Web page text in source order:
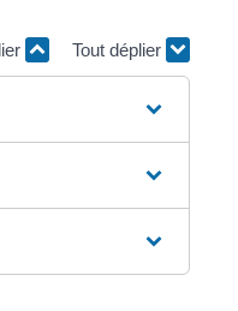
Tout déplier